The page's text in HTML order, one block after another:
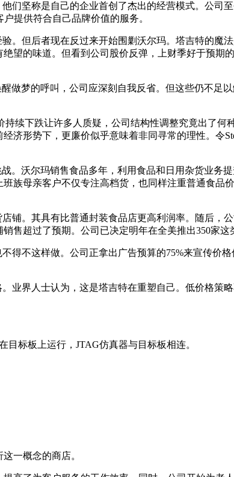
坚称是自己的企业首创了杰出的经营模式。公司
提供符合自己品牌价值的服务。
。但后者现在反过来开始围剿沃尔玛。塔吉特的魔
望的味道。但看到公司股价反弹，上财季好于预期
做梦的呼叫，公司应深刻自我反省。但这些仍不足
续下跌让许多人质疑，公司结构性调整究竟出了
济形势下，更廉价似乎意味着非同寻常的理性。令
。沃尔玛销售食品多年，利用食品和日用杂货业务
族母亲客户不仅专注高档货，也同样注重普通食品
铺。其具有比普通封装食品店更高利润率。随后，
售超过了预期。公司已决定明年在全美推出350家这
得不这样做。公司正拿出广告预算的75%来宣传价
业界人士认为，这是塔吉特在重塑自己。低价格策
目标板上运行，JTAG仿真器与目标板相连。
一概念的商店。